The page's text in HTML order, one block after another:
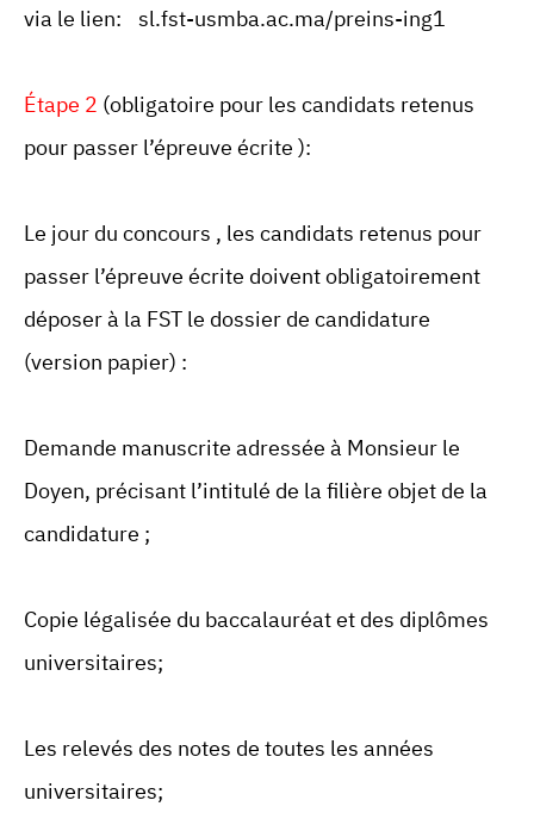
via le lien: sl.fst-usmba.ac.ma/preins-ing1
Étape 2 (obligatoire pour les candidats retenus
pour passer l’épreuve écrite ):
Le jour du concours , les candidats retenus pour
passer l’épreuve écrite doivent obligatoirement
déposer à la FST le dossier de candidature
(version papier) :
Demande manuscrite adressée à Monsieur le
Doyen, précisant l’intitulé de la filière objet de la
candidature ;
Copie légalisée du baccalauréat et des diplômes
universitaires;
Les relevés des notes de toutes les années
universitaires;